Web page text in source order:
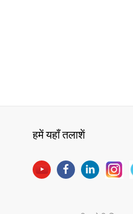
हमें यहाँ तलाशें